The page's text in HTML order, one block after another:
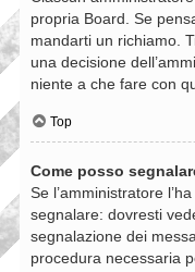
propria Board. Se
mandarti un richiamo.
una decisione
niente a che fare con
Top
Come posso
Se l’amministratore
segnalare: dovresti
segnalazione dei
procedura necessaria